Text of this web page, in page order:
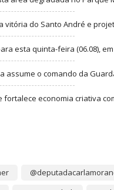
vitória do Santo André e
esta quinta-feira (06.08),
assume o comando da
fortalece economia criativa